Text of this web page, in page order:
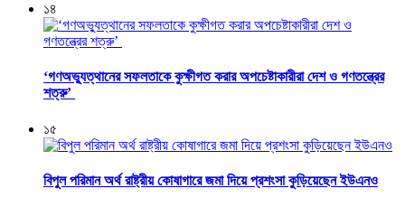
১৪
‘গণঅভ্যুত্থানের সফলতাকে কুক্ষীগত করার অপচেষ্টাকারীরা দেশ ও গণতন্ত্রের
শত্রু’
১৫
বিপুল পরিমান অর্থ রাষ্ট্রীয় কোষাগারে জমা দিয়ে প্রশংসা কুড়িয়েছেন ইউএনও